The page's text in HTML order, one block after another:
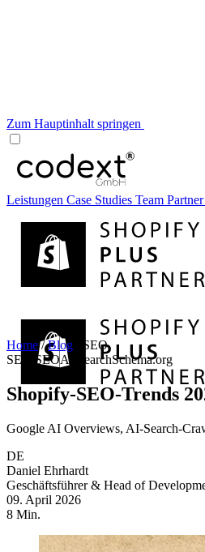
Zum Hauptinhalt springen
Leistungen Case Studies Team Partner
Home / Blog
SEO
SEO
SEOAI SearchSchema.org
Shopify-SEO-Trends
Google AI Overviews, AI-Search-
DE
Daniel Ehrhardt
Geschäftsführer & Head of
09. April 2026
8 Min.